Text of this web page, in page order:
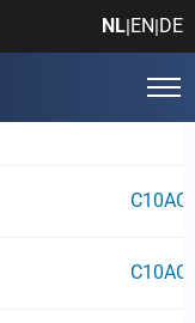
NL|EN|DE